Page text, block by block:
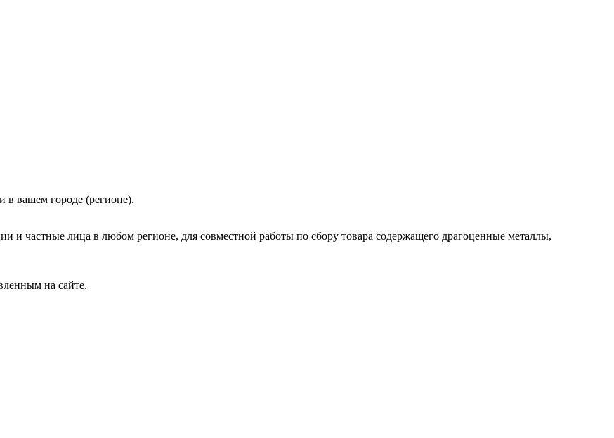
в вашем городе (регионе).
и частные лица в любом регионе, для совместной работы по сбору товара содержащего драгоценные металлы,
на сайте.